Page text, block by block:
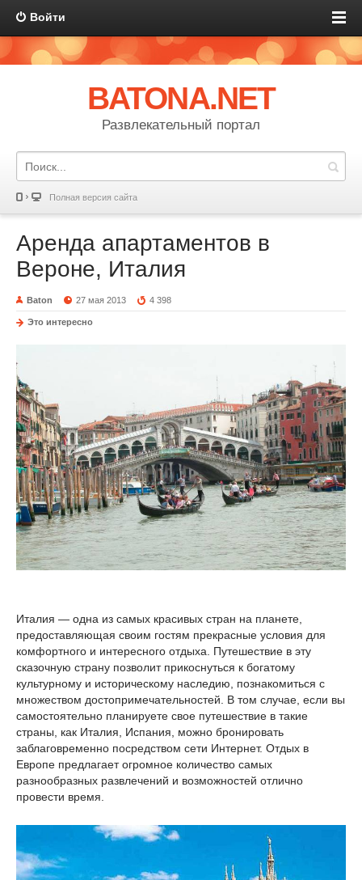
Войти
BATONA.NET
Развлекательный портал
Полная версия сайта
Аренда апартаментов в
Вероне, Италия
Baton 27 мая 2013 4 398
Это интересно
Италия — одна из самых красивых стран на планете,
предоставляющая своим гостям прекрасные условия для
комфортного и интересного отдыха. Путешествие в эту
сказочную страну позволит прикоснуться к богатому
культурному и историческому наследию, познакомиться с
множеством достопримечательностей. В том случае, если вы
самостоятельно планируете свое путешествие в такие
страны, как Италия, Испания, можно бронировать
заблаговременно посредством сети Интернет. Отдых в
Европе предлагает огромное количество самых
разнообразных развлечений и возможностей отлично
провести время.